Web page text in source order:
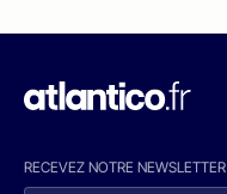
RECEVEZ NOTRE NEWSLETTER